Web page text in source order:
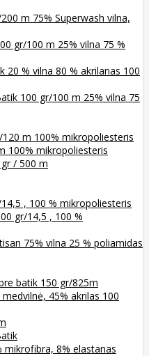
m 75% Superwash vilna,
gr/100 m 25% vilna 75 %
20 % vilna 80 % akrilanas 100
100 gr/100 m 25% vilna 75
m 100% mikropoliesteris
100% mikropoliesteris
/ 500 m
, 100 % mikropoliesteris
gr/14,5 , 100 %
75% vilna 25 % poliamidas
batik 150 gr/825m
45% akrilas 100
mikrofibra, 8% elastanas